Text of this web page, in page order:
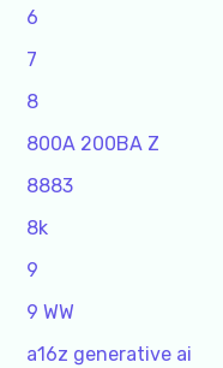
6
7
8
800A 200BA Z
8883
8k
9
9 WW
a16z generative ai